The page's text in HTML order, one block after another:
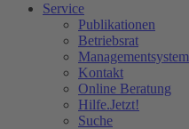
Service
Publikationen
Betriebsrat
Managementsystem
Kontakt
Online Beratung
Hilfe.Jetzt!
Suche